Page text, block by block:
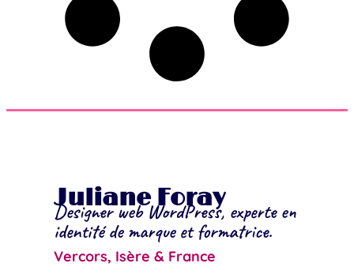
Juliane Foray
Designer web WordPress, experte en
identité de marque et formatrice.
Vercors, Isère & France